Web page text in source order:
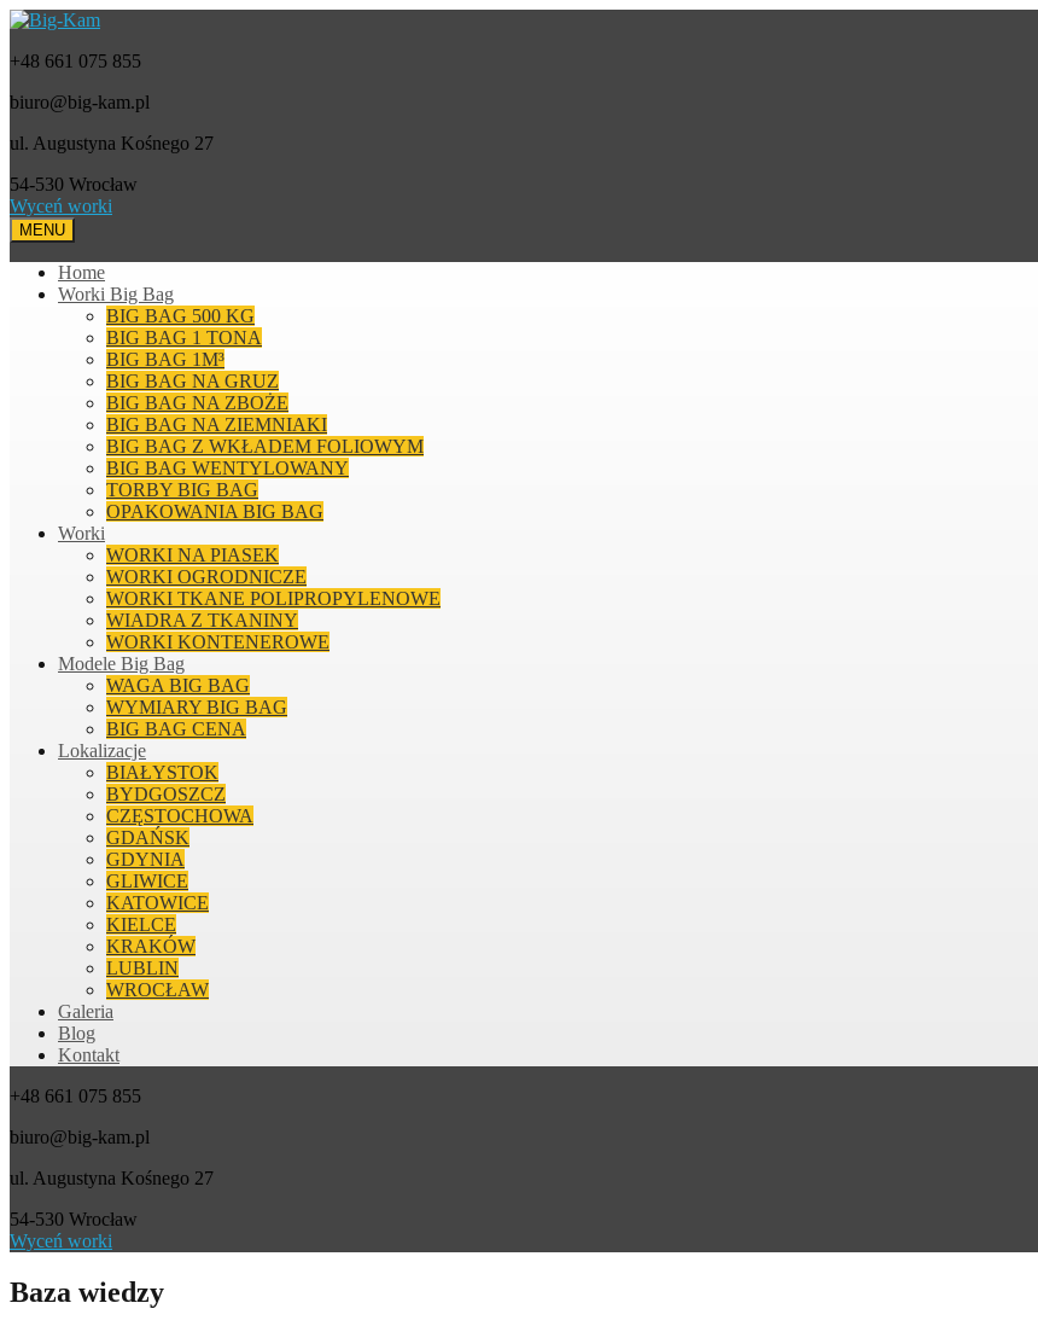
+48 661 075 855
biuro@big-kam.pl
ul. Augustyna Kośnego 27
54-530 Wrocław
Wyceń worki
MENU
Home
Worki Big Bag
BIG BAG 500 KG
BIG BAG 1 TONA
BIG BAG 1M³
BIG BAG NA GRUZ
BIG BAG NA ZBOŻE
BIG BAG NA ZIEMNIAKI
BIG BAG Z WKŁADEM FOLIOWYM
BIG BAG WENTYLOWANY
TORBY BIG BAG
OPAKOWANIA BIG BAG
Worki
WORKI NA PIASEK
WORKI OGRODNICZE
WORKI TKANE POLIPROPYLENOWE
WIADRA Z TKANINY
WORKI KONTENEROWE
Modele Big Bag
WAGA BIG BAG
WYMIARY BIG BAG
BIG BAG CENA
Lokalizacje
BIAŁYSTOK
BYDGOSZCZ
CZĘSTOCHOWA
GDAŃSK
GDYNIA
GLIWICE
KATOWICE
KIELCE
KRAKÓW
LUBLIN
WROCŁAW
Galeria
Blog
Kontakt
+48 661 075 855
biuro@big-kam.pl
ul. Augustyna Kośnego 27
54-530 Wrocław
Wyceń worki
Baza wiedzy